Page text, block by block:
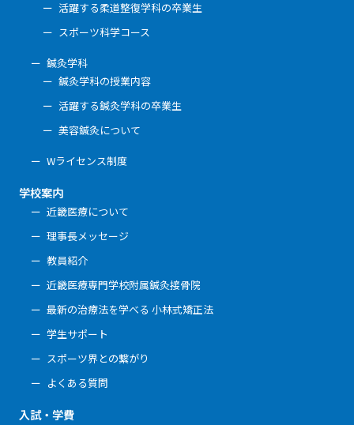
活躍する柔道整復学科の卒業生
スポーツ科学コース
鍼灸学科
鍼灸学科の授業内容
活躍する鍼灸学科の卒業生
美容鍼灸について
Wライセンス制度
学校案内
近畿医療について
理事長メッセージ
教員紹介
近畿医療専門学校附属鍼灸接骨院
最新の治療法を学べる 小林式矯正法
学生サポート
スポーツ界との繋がり
よくある質問
入試・学費